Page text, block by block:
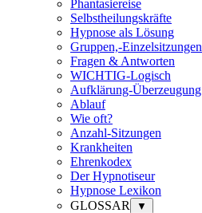
Phantasiereise
Selbstheilungskräfte
Hypnose als Lösung
Gruppen,-Einzelsitzungen
Fragen & Antworten
WICHTIG-Logisch
Aufklärung-Überzeugung
Ablauf
Wie oft?
Anzahl-Sitzungen
Krankheiten
Ehrenkodex
Der Hypnotiseur
Hypnose Lexikon
GLOSSAR
▼